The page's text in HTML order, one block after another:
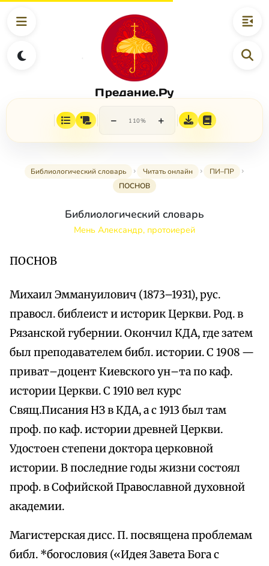
Предание.Ру
− 110% +
Библиологический словарь Читать онлайн
ПИ–ПР
ПОСНОВ
Библиологический словарь
Мень Александр, протоиерей
ПОСНОВ
Михаил Эммануилович (1873–1931), рус.
правосл. библеист и историк Церкви. Род. в
Рязанской губернии. Окончил КДА, где затем
был преподавателем библ. истории. С 1908 —
приват–доцент Киевского ун–та по каф.
истории Церкви. С 1910 вел курс
Свящ.Писания НЗ в КДА, а с 1913 был там
проф. по каф. истории древней Церкви.
Удостоен степени доктора церковной
истории. В последние годы жизни состоял
проф. в Софийской Православной духовной
академии.
Магистерская дисс. П. посвящена проблемам
библ. *богословия («Идея Завета Бога с